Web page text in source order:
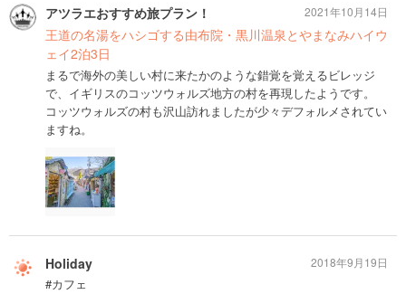
アツラエおすすめ旅プラン！
王道の名湯をハシゴする由布院・黒川温泉とやまなみハイウ
ェイ2泊3日
まるで海外の美しい村に来たかのような錯覚を覚えるビレッジ
で、イギリスのコッツウォルズ地方の村を再現したようです。
コッツウォルズの村も沢山訪れましたが少々デフォルメされてい
ますね。
2021年10月14日
Holiday
#カフェ
2018年9月19日